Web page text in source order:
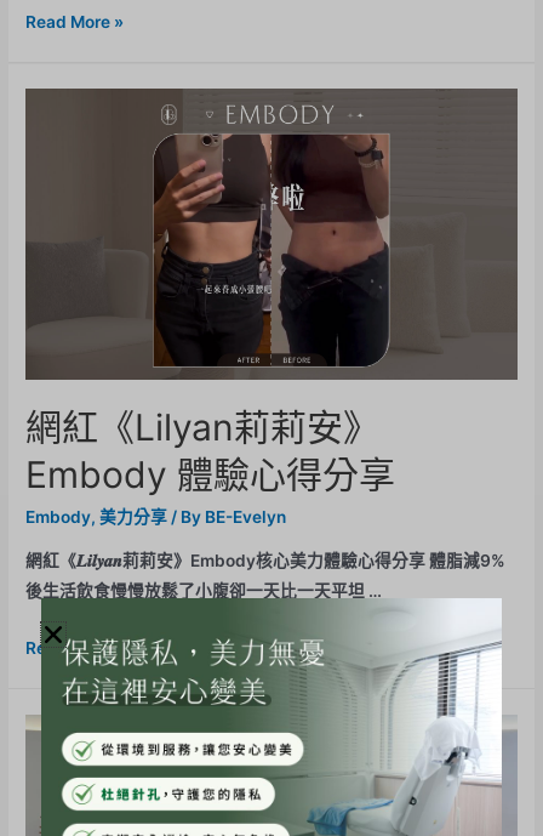
Read More »
網紅《Lilyan莉莉安》
Embody 體驗心得分享
Embody,美力分享/ By BE-Evelyn
網紅《𝑳𝒊𝒍𝒚𝒂𝒏莉莉安》Embody核心美力體驗心得分享 體脂減9%
後生活飲食慢慢放鬆了小腹卻一天比一天平坦 …
Read More »